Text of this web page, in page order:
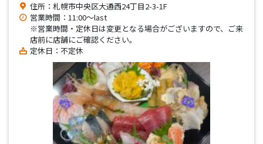
住所：札幌市中央区大通西24丁目2-3-1F
営業時間：11:00〜last
※営業時間・定休日は変更となる場合がございますので、ご来
店前に店舗にご確認ください。
定休日：不定休